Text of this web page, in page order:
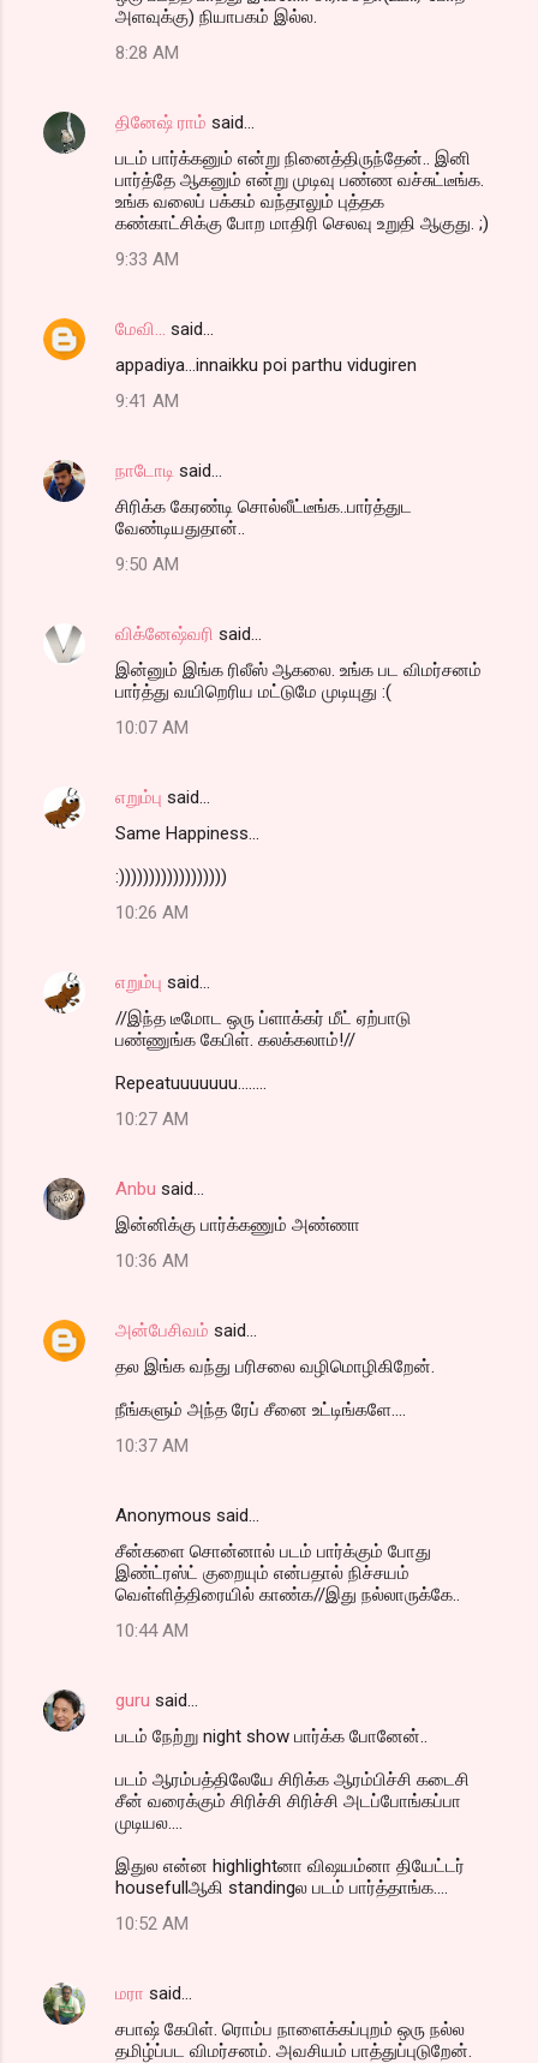
அளவுக்கு) நியாபகம் இல்ல.
8:28 AM
தினேஷ் ராம் said…
படம் பார்க்கனும் என்று நினைத்திருந்தேன்.. இனி
பார்த்தே ஆகனும் என்று முடிவு பண்ண வச்சுட்டீங்க.
உங்க வலைப் பக்கம் வந்தாலும் புத்தக
கண்காட்சிக்கு போற மாதிரி செலவு உறுதி ஆகுது. ;)
9:33 AM
மேவி...
said…
appadiya...innaikku poi parthu vidugiren
9:41 AM
நாடோடி said…
சிரிக்க கேரண்டி சொல்லீட்டீங்க..பார்த்துட
வேண்டியதுதான்..
9:50 AM
விக்னேஷ்வரி said…
இன்னும் இங்க ரிலீஸ் ஆகலை. உங்க பட விமர்சனம்
பார்த்து வயிறெரிய மட்டுமே முடியுது :(
10:07 AM
எறும்பு said…
Same Happiness...
:))))))))))))))))))
10:26 AM
எறும்பு said…
//இந்த டீமோட ஒரு ப்ளாக்கர் மீட் ஏற்பாடு
பண்ணுங்க கேபிள். கலக்கலாம்!//
Repeatuuuuuuu........
10:27 AM
Anbu said…
இன்னிக்கு பார்க்கணும் அண்ணா
10:36 AM
அன்பேசிவம் said…
தல இங்க வந்து பரிசலை வழிமொழிகிறேன்.
நீங்களும் அந்த ரேப் சீனை உட்டிங்களே....
10:37 AM
Anonymous said…
சீன்களை சொன்னால் படம் பார்க்கும் போது
இண்ட்ரஸ்ட் குறையும் என்பதால் நிச்சயம்
வெள்ளித்திரையில் காண்க//இது நல்லாருக்கே..
10:44 AM
guru said…
படம் நேற்று night show பார்க்க போனேன்..
படம் ஆரம்பத்திலேயே சிரிக்க ஆரம்பிச்சி கடைசி
சீன் வரைக்கும் சிரிச்சி சிரிச்சி அடப்போங்கப்பா
முடியல....
இதுல என்ன highlightனா விஷயம்னா தியேட்டர்
housefullஆகி standingல படம் பார்த்தாங்க....
10:52 AM
மரா said…
சபாஷ் கேபிள். ரொம்ப நாளைக்கப்புறம் ஒரு நல்ல
தமிழ்ப்பட விமர்சனம். அவசியம் பாத்துப்புடுறேன்.